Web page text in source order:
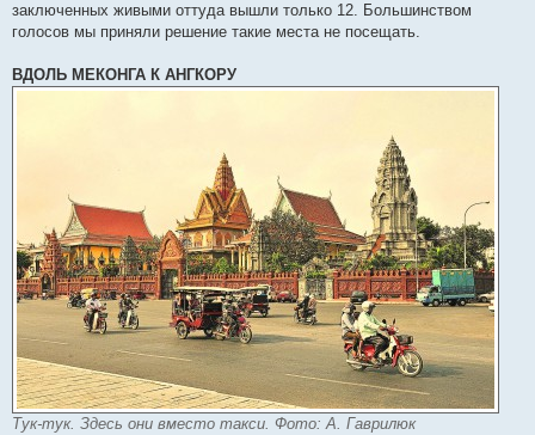
заключенных живыми оттуда вышли только 12. Большинством
голосов мы приняли решение такие места не посещать.
ВДОЛЬ МЕКОНГА К АНГКОРУ
Тук-тук. Здесь они вместо такси. Фото: А. Гаврилюк